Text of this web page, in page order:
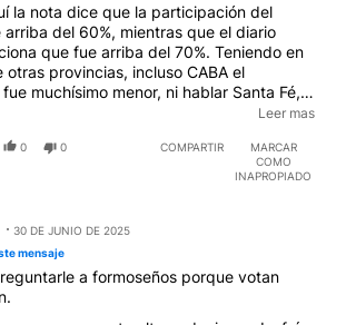
la nota dice que la participación del
arriba del 60%, mientras que el diario
que fue arriba del 70%. Teniendo en
otras provincias, incluso CABA el
muchísimo menor, ni hablar Santa Fé,
si algunos dan la excusa que losLeer mas
0 0 COMPARTIR
MARCAR
COMO
INAPROPIADO
30 DE JUNIO DE 2025
mensaje
a formoseños porque votan